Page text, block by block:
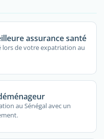
assurance santé
lors de votre expatriation au
au Sénégal avec un